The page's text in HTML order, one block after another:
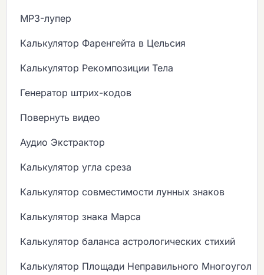
MP3-лупер
Калькулятор Фаренгейта в Цельсия
Калькулятор Рекомпозиции Тела
Генератор штрих-кодов
Повернуть видео
Аудио Экстрактор
Калькулятор угла среза
Калькулятор совместимости лунных знаков
Калькулятор знака Марса
Калькулятор баланса астрологических стихий
Калькулятор Площади Неправильного